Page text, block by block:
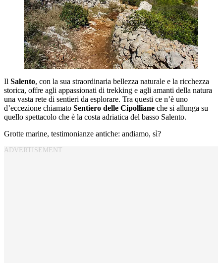
Il Salento, con la sua straordinaria bellezza naturale e la ricchezza
storica, offre agli appassionati di trekking e agli amanti della natura
una vasta rete di sentieri da esplorare. Tra questi ce n’è uno
d’eccezione chiamato Sentiero delle Cipolliane che si allunga su
quello spettacolo che è la costa adriatica del basso Salento.
Grotte marine, testimonianze antiche: andiamo, sì?